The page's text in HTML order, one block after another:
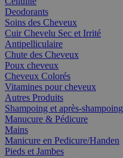
Deodorants
Soins des Cheveux
Cuir Chevelu Sec et Irrité
Antipelliculaire
Chute des Cheveux
Poux cheveux
Cheveux Colorés
Vitamines pour cheveux
Autres Produits
Shampoing et après-shampoing
Manucure & Pédicure
Mains
Manicure en Pedicure/Handen
Pieds et Jambes